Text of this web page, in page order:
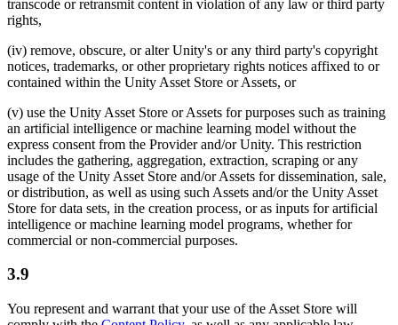
transcode or retransmit content in violation of any law or third party
rights,
(iv) remove, obscure, or alter Unity's or any third party's copyright
notices, trademarks, or other proprietary rights notices affixed to or
contained within the Unity Asset Store or Assets, or
(v) use the Unity Asset Store or Assets for purposes such as training
an artificial intelligence or machine learning model without the
express consent from the Provider and/or Unity. This restriction
includes the gathering, aggregation, extraction, scraping or any
usage of the Unity Asset Store and/or Assets for dissemination, sale,
or distribution, as well as using such Assets and/or the Unity Asset
Store for data sets, in the creation process, or as inputs for artificial
intelligence or machine learning model programs, whether for
commercial or non-commercial purposes.
3.9
You represent and warrant that your use of the Asset Store will